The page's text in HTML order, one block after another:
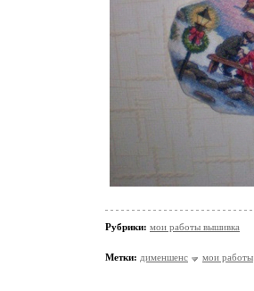
Рубрики: мои работы вышивка
Метки: дименшенс мои работы